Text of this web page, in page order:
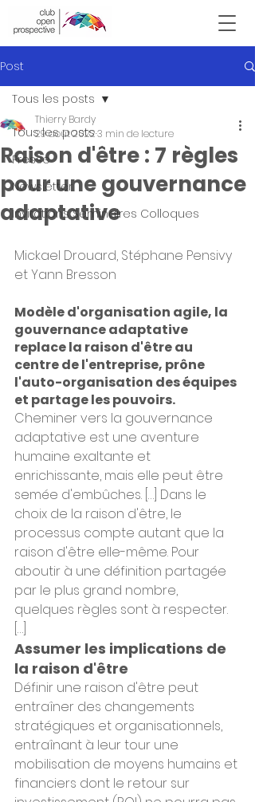
Victor Hugo
Post
Tous les posts
Presse
Newsletter
Invitations Seminaires Colloques
Tous les posts
Raison d'être : 7 règles
pour une gouvernance
adaptative
Thierry Bardy
29 août 20223 min de lecture
Mickael Drouard, Stéphane Pensivy
et Yann Bresson
Modèle d'organisation agile, la
gouvernance adaptative
replace la raison d'être au
centre de l'entreprise, prône
l'auto-organisation des équipes
et partage les pouvoirs.
Cheminer vers la gouvernance
adaptative est une aventure
humaine exaltante et
enrichissante, mais elle peut être
semée d'embûches. […] Dans le
choix de la raison d'être, le
processus compte autant que la
raison d'être elle-même. Pour
aboutir à une définition partagée
par le plus grand nombre,
quelques règles sont à respecter.
[…]
Assumer les implications de
la raison d'être
Définir une raison d'être peut
entraîner des changements
stratégiques et organisationnels,
entraînant à leur tour une
mobilisation de moyens humains et
financiers dont le retour sur